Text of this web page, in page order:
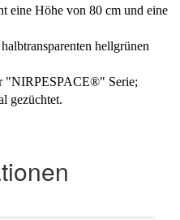
eine Höhe von 80 cm und eine
hellgrünen
"NIRPESPACE®" Serie;
gezüchtet.